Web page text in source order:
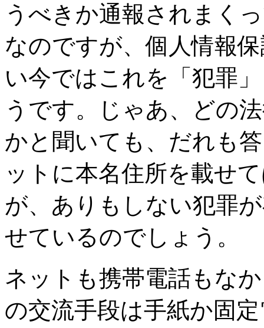
うべきか通報されまく
なのですが、個人情報
い今ではこれを「犯罪
うです。じゃあ、どの
かと聞いても、だれも
ットに本名住所を載せ
が、ありもしない犯罪
せているのでしょう。
ネットも携帯電話もな
の交流手段は手紙か固